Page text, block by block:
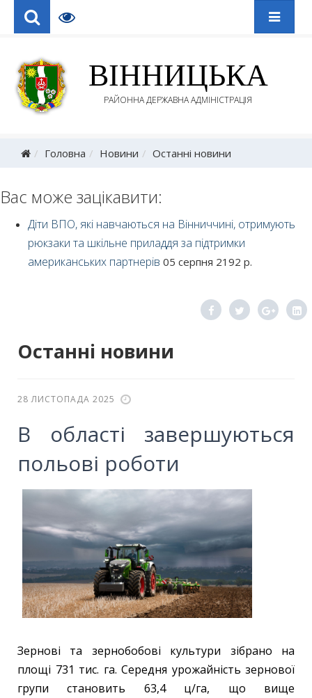
ВІННИЦЬКА
РАЙОННА ДЕРЖАВНА АДМІНІСТРАЦІЯ
Головна Новини Останні новини
Останні новини
28 ЛИСТОПАДА 2025
В області завершуються
польові роботи
Зернові та зернобобові культури зібрано на
площі 731 тис. га. Середня урожайність зернової
групи становить 63,4 ц/га, що вище
Вас може зацікавити:
Діти ВПО, які навчаються на Вінниччині, отримують
рюкзаки та шкільне приладдя за підтримки
американських партнерів 05 серпня 2192 р.